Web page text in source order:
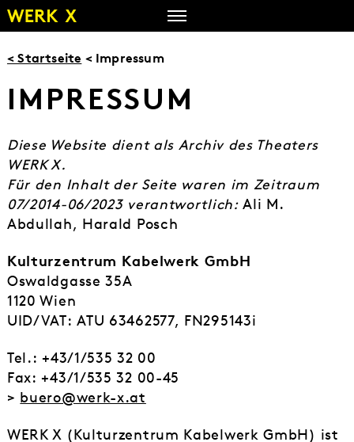
Zum
Inhalt
< Startseite < Impressum
IMPRESSUM
Diese Website dient als Archiv des Theaters
WERK X.
Für den Inhalt der Seite waren im Zeitraum
07/2014-06/2023 verantwortlich:Ali M.
Abdullah, Harald Posch
Kulturzentrum Kabelwerk GmbH
Oswaldgasse 35A
1120 Wien
UID/VAT: ATU 63462577, FN295143i
Tel.: +43/1/535 32 00
Fax: +43/1/535 32 00-45
> buero@werk-x.at
WERK X (Kulturzentrum Kabelwerk GmbH) ist